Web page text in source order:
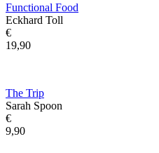
Functional Food
Eckhard Toll
€
19,90
The Trip
Sarah Spoon
€
9,90